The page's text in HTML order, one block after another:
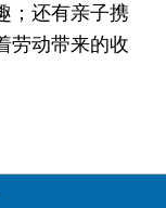
；还有亲子携
劳动带来的收